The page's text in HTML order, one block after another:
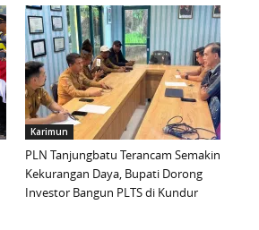
Karimun
PLN Tanjungbatu Terancam Semakin
Kekurangan Daya, Bupati Dorong
Investor Bangun PLTS di Kundur